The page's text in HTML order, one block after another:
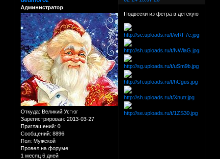
Администратор
Откуда: Великий Устюг
Зарегистрирован: 2013-03-27
Приглашений: 0
Сообщений: 8896
Пол: Мужской
Провел на форуме:
1 месяц 6 дней
Подвески из фетра в детскую